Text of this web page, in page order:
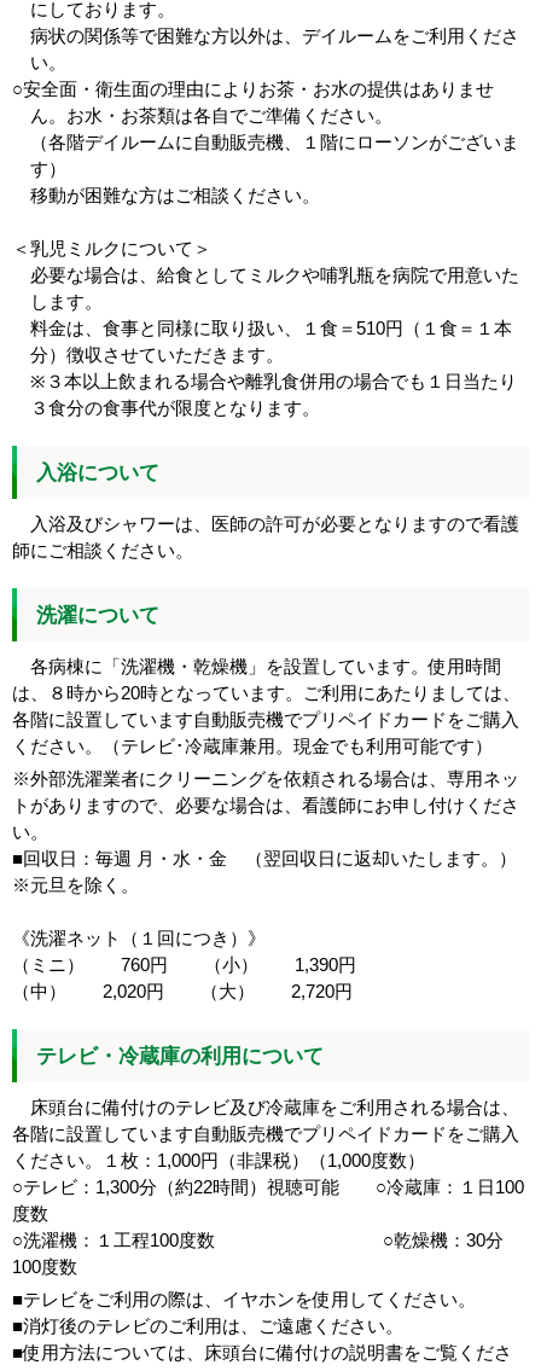
にしております。
病状の関係等で困難な方以外は、デイルームをご利用くださ
い。
○安全面・衛生面の理由によりお茶・お水の提供はありませ
ん。お水・お茶類は各自でご準備ください。
（各階デイルームに自動販売機、１階にローソンがございま
す）
移動が困難な方はご相談ください。
＜乳児ミルクについて＞
必要な場合は、給食としてミルクや哺乳瓶を病院で用意いた
します。
料金は、食事と同様に取り扱い、１食＝510円（１食＝１本
分）徴収させていただきます。
※３本以上飲まれる場合や離乳食併用の場合でも１日当たり
３食分の食事代が限度となります。
入浴について
入浴及びシャワーは、医師の許可が必要となりますので看護
師にご相談ください。
洗濯について
各病棟に「洗濯機・乾燥機」を設置しています。使用時間
は、８時から20時となっています。ご利用にあたりましては、
各階に設置しています自動販売機でプリペイドカードをご購入
ください。（テレビ･冷蔵庫兼用。現金でも利用可能です）
※外部洗濯業者にクリーニングを依頼される場合は、専用ネッ
トがありますので、必要な場合は、看護師にお申し付けくださ
い。
■回収日：毎週 月・水・金 （翌回収日に返却いたします。）
※元旦を除く。
《洗濯ネット（１回につき）》
（ミニ） 760円 （小） 1,390円
（中） 2,020円 （大） 2,720円
テレビ・冷蔵庫の利用について
床頭台に備付けのテレビ及び冷蔵庫をご利用される場合は、
各階に設置しています自動販売機でプリペイドカードをご購入
ください。１枚：1,000円（非課税）（1,000度数）
○テレビ：1,300分（約22時間）視聴可能 ○冷蔵庫：１日100
度数
○洗濯機：１工程100度数 ○乾燥機：30分
100度数
■テレビをご利用の際は、イヤホンを使用してください。
■消灯後のテレビのご利用は、ご遠慮ください。
■使用方法については、床頭台に備付けの説明書をご覧くださ